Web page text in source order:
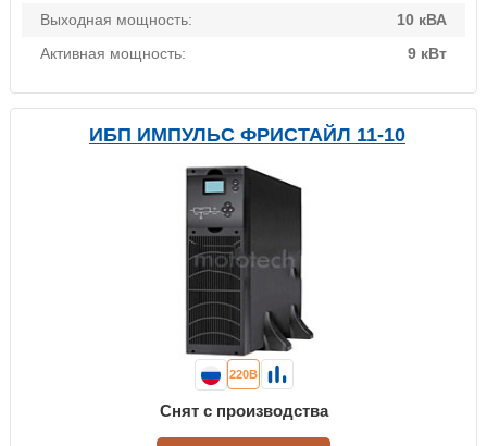
Выходная мощность:
10 кВА
Активная мощность:
9 кВт
ИБП ИМПУЛЬС ФРИСТАЙЛ 11-10
220В
Снят с производства